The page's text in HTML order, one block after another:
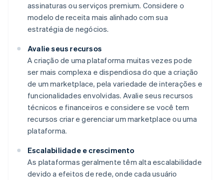
assinaturas ou serviços premium. Considere o
modelo de receita mais alinhado com sua
estratégia de negócios.
Avalie seus recursos
A criação de uma plataforma muitas vezes pode
ser mais complexa e dispendiosa do que a criação
de um marketplace, pela variedade de interações e
funcionalidades envolvidas. Avalie seus recursos
técnicos e financeiros e considere se você tem
recursos criar e gerenciar um marketplace ou uma
plataforma.
Escalabilidade e crescimento
As plataformas geralmente têm alta escalabilidade
devido a efeitos de rede, onde cada usuário